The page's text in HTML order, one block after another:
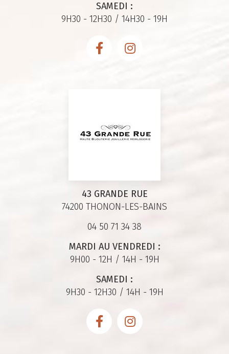
SAMEDI :
9H30 - 12H30 / 14H30 - 19H
43 GRANDE RUE
74200 THONON-LES-BAINS
04 50 71 34 38
MARDI AU VENDREDI :
9H00 - 12H / 14H - 19H
SAMEDI :
9H30 - 12H30 / 14H - 19H